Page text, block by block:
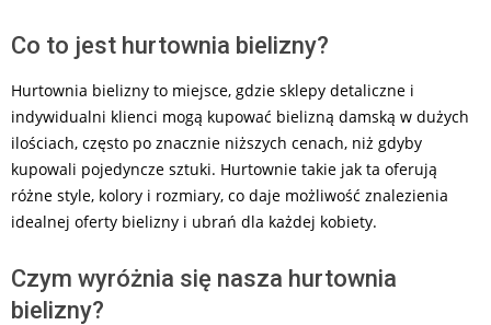
Co to jest hurtownia bielizny?
Hurtownia bielizny to miejsce, gdzie sklepy detaliczne i
indywidualni klienci mogą kupować bielizną damską w dużych
ilościach, często po znacznie niższych cenach, niż gdyby
kupowali pojedyncze sztuki. Hurtownie takie jak ta oferują
różne style, kolory i rozmiary, co daje możliwość znalezienia
idealnej oferty bielizny i ubrań dla każdej kobiety.
Czym wyróżnia się nasza hurtownia
bielizny?